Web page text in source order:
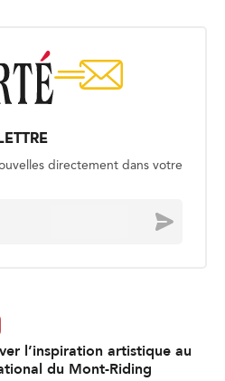
directement dans votre
Envoyer
l’inspiration artistique au
du Mont-Riding